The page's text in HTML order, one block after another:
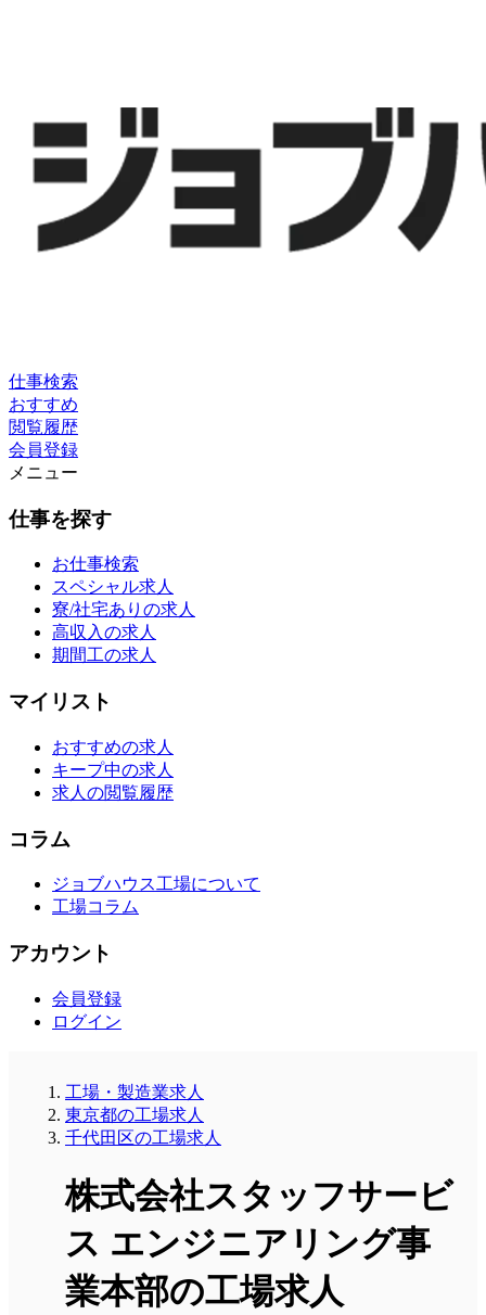
仕事検索
おすすめ
閲覧履歴
会員登録
メニュー
仕事を探す
お仕事検索
スペシャル求人
寮/社宅ありの求人
高収入の求人
期間工の求人
マイリスト
おすすめの求人
キープ中の求人
求人の閲覧履歴
コラム
ジョブハウス工場について
工場コラム
アカウント
会員登録
ログイン
工場・製造業求人
東京都の工場求人
千代田区の工場求人
株式会社スタッフサービ
ス エンジニアリング事
業本部の工場求人